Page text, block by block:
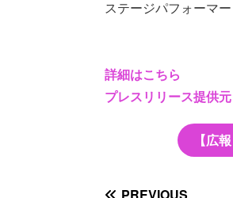
ステージパフォーマー
詳細はこちら
プレスリリース提供
【広
PREVIOUS